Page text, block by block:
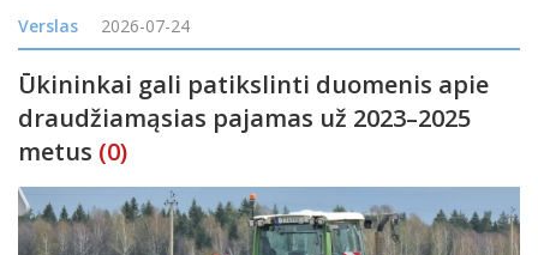
padidintas, yra labai praktiškas. Atsakymas dažniausiai priklauso
nuo konstrukcijos tipo, pradinio proje
Verslas 2026-07-24
Ūkininkai gali patikslinti duomenis apie
draudžiamąsias pajamas už 2023–2025
metus (0)